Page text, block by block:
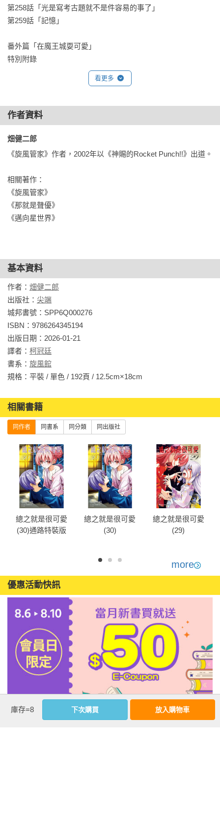
第258話「光是寫考古題就不是件容易的事了」
第259話「記憶」
番外篇「在魔王城耍可愛」
特別附錄
看更多
作者資料
畑健二郎
《旋風管家》作者，2002年以《神賜的Rocket Punch!!》出道。
相關著作：
《旋風管家》
《那就是聲優》
《邁向星世界》
基本資料
作者： 畑健二郎
出版社： 尖端
城邦書號：SPP6Q000276
ISBN：9786264345194
出版日期：2026-01-21
譯者： 柯冠廷
書系： 旋風館
規格：平裝 / 單色 / 192頁 / 12.5cm×18cm
相關書籍
同作者 同書系 同分類 同出版社
總之就是很可愛
(30)通路特裝版
總之就是很可愛
(30)
總之就是很可愛
(29)
more
優惠活動快訊
注意事項
庫存=8 下次購買 放入購物車